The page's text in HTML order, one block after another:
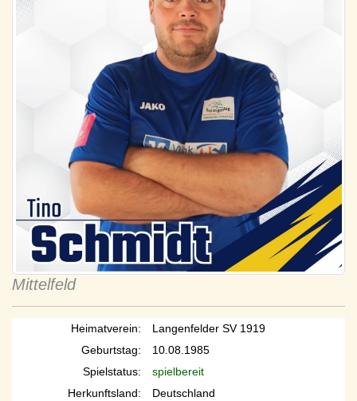
Mittelfeld
Heimatverein:
Langenfelder SV 1919
Geburtstag:
10.08.1985
Spielstatus:
spielbereit
Herkunftsland:
Deutschland